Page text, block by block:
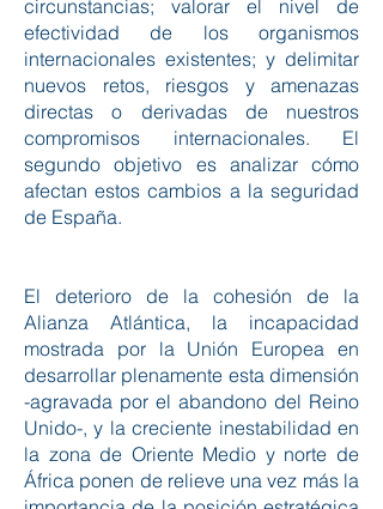
circunstancias; valorar el nivel de
efectividad de los organismos
internacionales existentes; y delimitar
nuevos retos, riesgos y amenazas
directas o derivadas de nuestros
compromisos internacionales.​ El
segundo objetivo es analizar cómo
afectan estos cambios a la seguridad
de España.
El deterioro de la cohesión de la
Alianza Atlántica, la incapacidad
mostrada por la Unión Europea en
desarrollar plenamente esta dimensión
-agravada por el abandono del Reino
Unido-, y la creciente inestabilidad en
la zona de Oriente Medio y norte de
África ponen de relieve una vez más la